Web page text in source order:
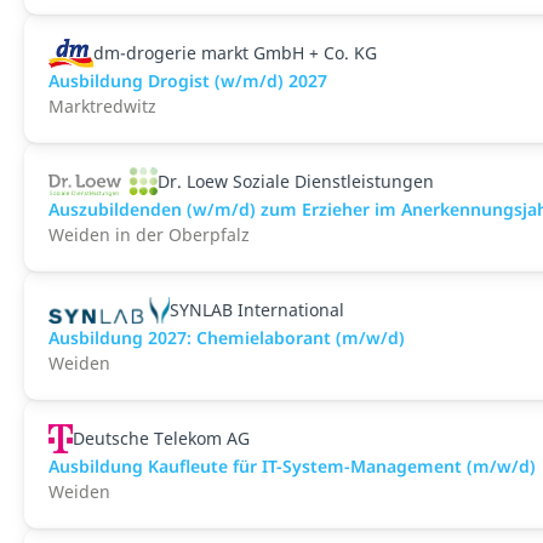
dm-drogerie markt GmbH + Co. KG
Ausbildung Drogist (w/m/d) 2027
Marktredwitz
Dr. Loew Soziale Dienstleistungen
Auszubildenden (w/m/d) zum Erzieher im
Weiden in der Oberpfalz
SYNLAB International
Ausbildung 2027: Chemielaborant (m/w/d)
Weiden
Deutsche Telekom AG
Ausbildung Kaufleute für IT-System-Management (m/w/d)
Weiden